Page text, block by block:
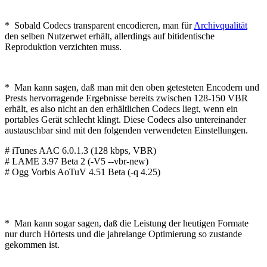
* Sobald Codecs transparent encodieren, man fürArchivqualität
den selben Nutzerwet erhält, allerdings auf bitidentische
Reproduktion verzichten muss.
* Man kann sagen, daß man mit den oben getesteten Encodern und
Prests hervorragende Ergebnisse bereits zwischen 128-150 VBR
erhält, es also nicht an den erhältlichen Codecs liegt, wenn ein
portables Gerät schlecht klingt. Diese Codecs also untereinander
austauschbar sind mit den folgenden verwendeten Einstellungen.
# iTunes AAC 6.0.1.3 (128 kbps, VBR)
# LAME 3.97 Beta 2 (-V5 --vbr-new)
# Ogg Vorbis AoTuV 4.51 Beta (-q 4.25)
* Man kann sogar sagen, daß die Leistung der heutigen Formate
nur durch Hörtests und die jahrelange Optimierung so zustande
gekommen ist.